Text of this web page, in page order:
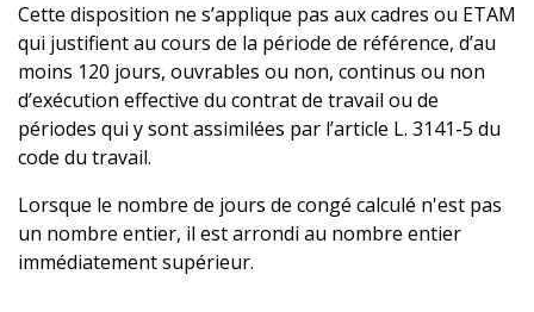
Cette disposition ne s’applique pas aux cadres ou ETAM
qui justifient au cours de la période de référence, d’au
moins 120 jours, ouvrables ou non, continus ou non
d’exécution effective du contrat de travail ou de
périodes qui y sont assimilées par l’article L. 3141-5 du
code du travail.
Lorsque le nombre de jours de congé calculé n'est pas
un nombre entier, il est arrondi au nombre entier
immédiatement supérieur.